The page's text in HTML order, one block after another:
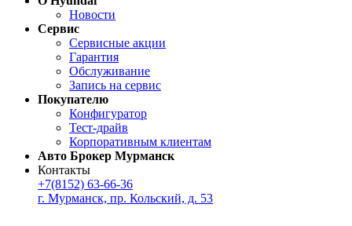
Новости
Сервис
Сервисные акции
Гарантия
Обслуживание
Запись на сервис
Покупателю
Конфигуратор
Тест-драйв
Корпоративным клиентам
Авто Брокер Мурманск
Контакты
+7(8152) 63-66-36
г. Мурманск, пр. Кольский, д. 53